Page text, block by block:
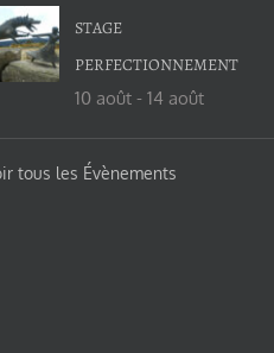
STAGE
PERFECTIONNEMENT
10 août - 14 août
tous les Évènements